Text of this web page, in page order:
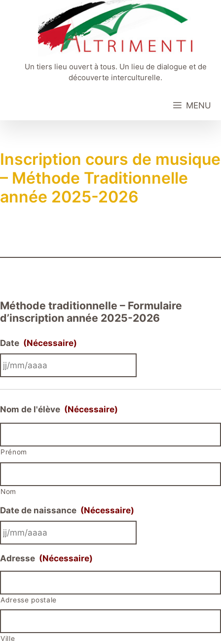
Un tiers lieu ouvert à tous. Un lieu de dialogue et de
découverte interculturelle.
MENU
Inscription cours de musique
– Méthode Traditionnelle
année 2025-2026
Méthode traditionnelle – Formulaire
d’inscription année 2025-2026
Date (Nécessaire)
MM
Nom de l'élève (Nécessaire)
Prénom
Nom
Date de naissance (Nécessaire)
slash
MM
AAAA
Adresse (Nécessaire)
Adresse postale
Ville